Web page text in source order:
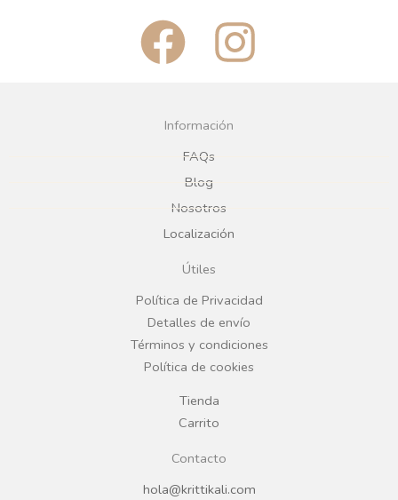
F
a
c
e
b
o
o
k
I
n
g
r
a
Información
FAQs
Blog
Nosotros
Localización
Útiles
Política de Privacidad
Detalles de envío
Términos y condiciones
Política de cookies
Tienda
Carrito
Contacto
hola@krittikali.com